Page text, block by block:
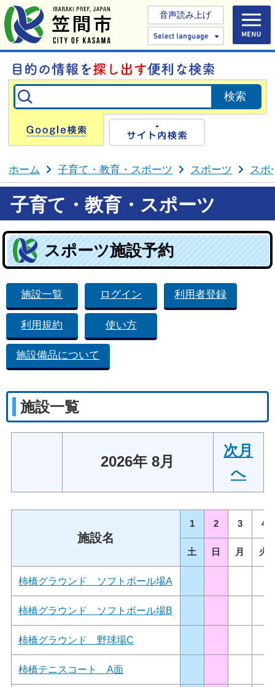
音声読み上げ
Select
Google検索
ホーム 子育て・教育・スポーツ スポーツ スポ
子育て・教育・スポーツ
スポーツ施設予約
施設一覧 ログイン 利用者登録
利用規約 使い方
施設備品について
施設一覧
2026年 8月
次月
へ
施設名
1 2 3 4
土 日 月 火
柿橋グラウンド ソフトボール場A
柿橋グラウンド ソフトボール場B
柿橋グラウンド 野球場C
柿橋テニスコート A面